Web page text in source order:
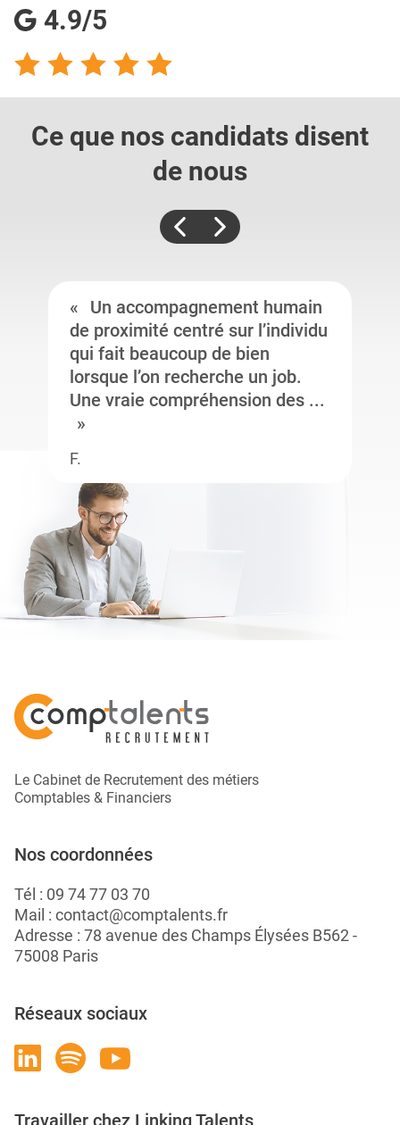
4.9/5
Ce que nos candidats disent
de nous
Un accompagnement humain
de proximité centré sur l’individu
qui fait beaucoup de bien
lorsque l’on recherche un job.
Une vraie compréhension des ...
F.
Le Cabinet de Recrutement des métiers
Comptables & Financiers
Nos coordonnées
Tél : 09 74 77 03 70
Mail : contact@comptalents.fr
Adresse : 78 avenue des Champs Élysées B562 -
75008 Paris
Réseaux sociaux
Travailler chez Linking Talents